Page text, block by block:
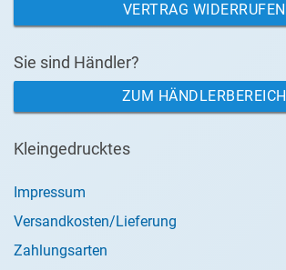
VERTRAG WIDERRUFEN
Sie sind Händler?
ZUM HÄNDLERBEREICH
Kleingedrucktes
Impressum
Versandkosten/Lieferung
Zahlungsarten